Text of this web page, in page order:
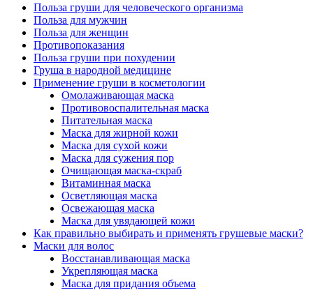
Польза груши для человеческого организма
Польза для мужчин
Польза для женщин
Противопоказания
Польза груши при похудении
Груша в народной медицине
Применение груши в косметологии
Омолаживающая маска
Противовоспалительная маска
Питательная маска
Маска для жирной кожи
Маска для сухой кожи
Маска для сужения пор
Очищающая маска-скраб
Витаминная маска
Осветляющая маска
Освежающая маска
Маска для увядающей кожи
Как правильно выбирать и применять грушевые маски?
Маски для волос
Восстанавливающая маска
Укрепляющая маска
Маска для придания объема